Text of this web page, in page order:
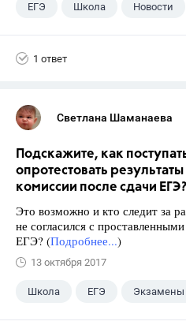
ЕГЭ Школа Новости
1 ответ
Светлана Шаманаева
Подскажите, как
опротестовать
комиссии после сдачи ЕГЭ?
Это возможно и кто следит за
не согласился с
ЕГЭ? (Подробнее...)
13 октября 2017
Школа ЕГЭ Экзамены